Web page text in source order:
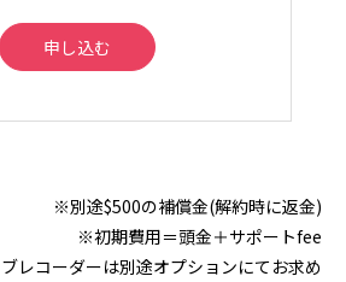
申し込む
※別途$500の補償金(解約時に返金)
※初期費用＝頭金＋サポートfee
レコーダーは別途オプションにてお求め